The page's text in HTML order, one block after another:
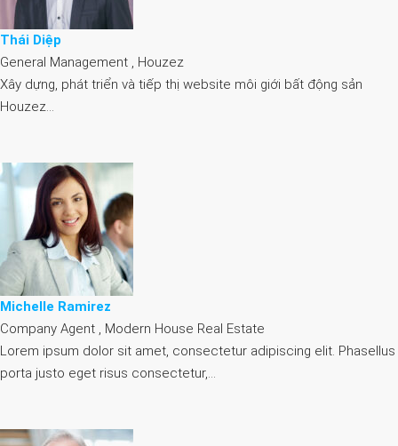
Thái Diệp
General Management , Houzez
Xây dựng, phát triển và tiếp thị website môi giới bất động sản
Houzez…
Michelle Ramirez
Company Agent , Modern House Real Estate
Lorem ipsum dolor sit amet, consectetur adipiscing elit. Phasellus
porta justo eget risus consectetur,…